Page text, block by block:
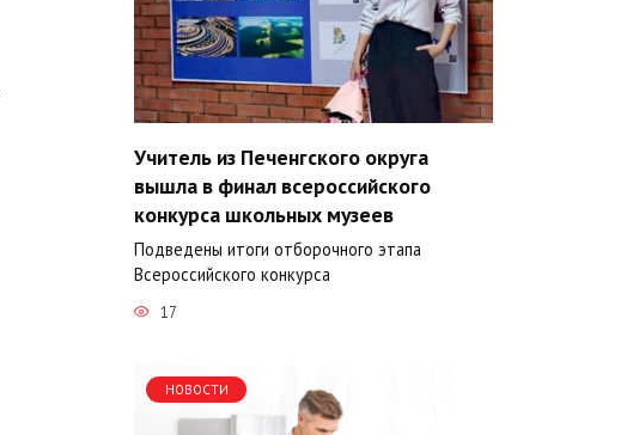
Учитель из Печенгского округа
вышла в финал всероссийского
конкурса школьных музеев
Подведены итоги отборочного этапа
Всероссийского конкурса
17
НОВОСТИ